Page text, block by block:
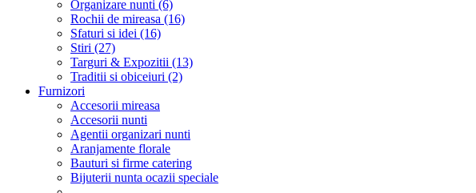
Organizare nunti (6)
Rochii de mireasa (16)
Sfaturi si idei (16)
Stiri (27)
Targuri & Expozitii (13)
Traditii si obiceiuri (2)
Furnizori
Accesorii mireasa
Accesorii nunti
Agentii organizari nunti
Aranjamente florale
Bauturi si firme catering
Bijuterii nunta ocazii speciale